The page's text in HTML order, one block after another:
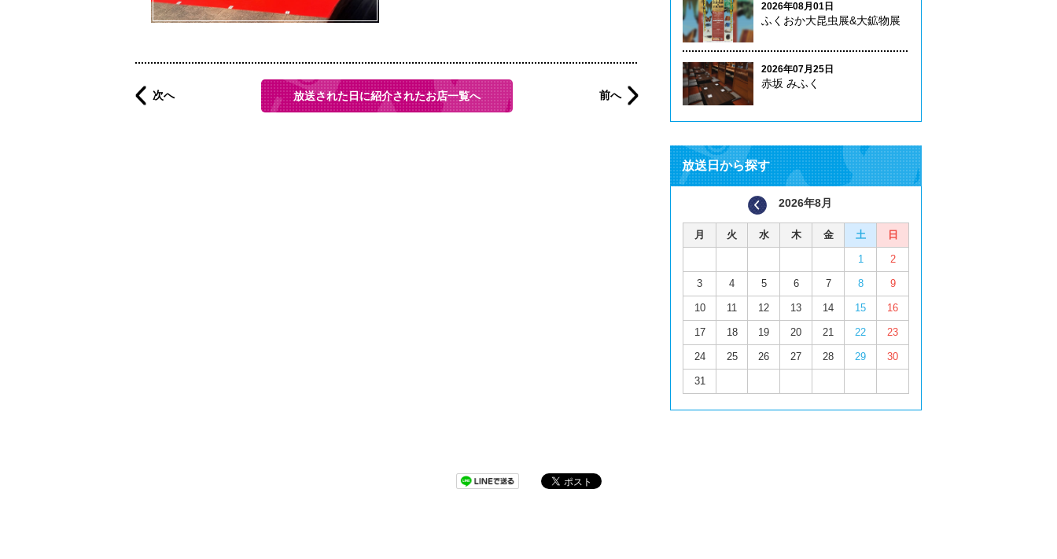
次へ 放送された日に紹介されたお店一覧へ 前へ
2026年08月01日
ふくおか大昆虫展&大鉱物展
2026年07月25日
赤坂 みふく
放送日から探す
2026年8月
月 火 水 木 金 土 日
1 2
3 4 5 6 7 8 9
10 11 12 13 14 15 16
17 18 19 20 21 22 23
24 25 26 27 28 29 30
31